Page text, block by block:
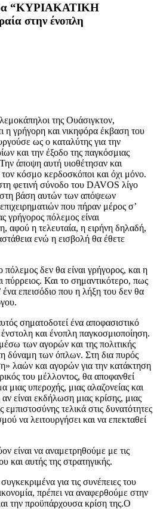
“ΚΥΡΙΑΚΑΤΙΚΗ
στην ένοπλη
της Ουάσιγκτον,
η γρήγορη και νικηφόρα έκβαση του
ως ο καταλύτης για την
και την έξοδο της παγκόσμιας
άποψη αυτή υιοθέτησαν και
κόσμο κερδοσκόποι και όχι μόνο.
φετινή σύνοδο του DAVOS λίγο
στη βάση αυτών των απόψεων
που πήραν μέρος σ’
γρήγορος πόλεμος είναι
αφού η τελευταία, η ειρήνη δηλαδή,
ενώ η εισβολή θα έθετε
δεν θα είναι γρήγορος, και η
πύρρειος. Και το σημαντικότερο, πως
ένα επεισόδιο που η λήξη του δεν θα
σηματοδοτεί ένα αποφασιστικό
και ένοπλη παγκοσμιοποίηση.
των αγορών και της πολιτικής
δύναμη των όπλων. Στη δια πυρός
λαών και αγορών για την κατάκτηση
του μέλλοντος, θα αποφανθεί
μιας υπεροχής, μιας αλαζονείας και
είναι εκδήλωση μιας κρίσης, μιας
εμπιστοσύνης τελικά στις δυνατότητες
να λειτουργήσει και να επεκταθεί
είναι να αναμετρηθούμε με τις
και αυτής της στρατηγικής.
για τις συνέπειες του
πρέπει να αναφερθούμε στην
την προϋπάρχουσα κρίση της.Ο